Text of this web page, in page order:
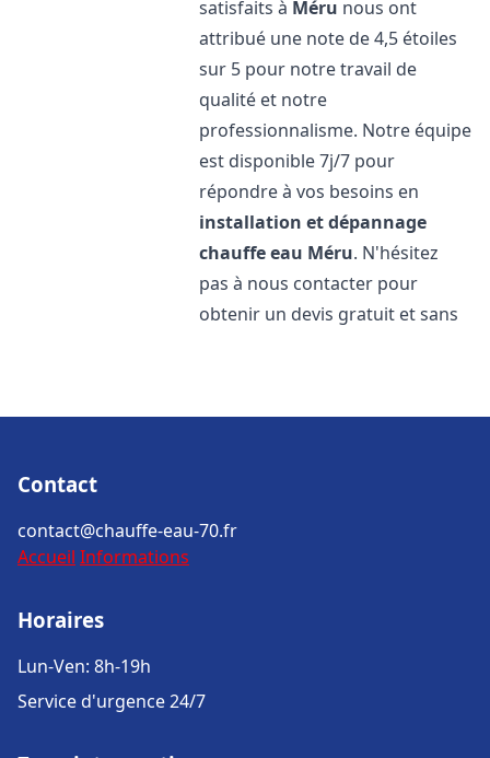
satisfaits à Méru nous ont
attribué une note de 4,5 étoiles
sur 5 pour notre travail de
qualité et notre
professionnalisme. Notre équipe
est disponible 7j/7 pour
répondre à vos besoins en
installation et dépannage
chauffe eau Méru. N'hésitez
pas à nous contacter pour
obtenir un devis gratuit et sans
Contact
contact@chauffe-eau-70.fr
Accueil Informations
Horaires
Lun-Ven: 8h-19h
Service d'urgence 24/7